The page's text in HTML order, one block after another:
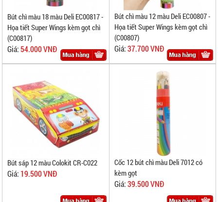
Bút chì màu 18 màu Deli EC00817 -
Họa tiết Super Wings kèm gọt chì
(C00817)
Giá: 54.000 VNĐ
Bút chì màu 12 màu Deli EC00807 -
Họa tiết Super Wings kèm gọt chì
(C00807)
Giá:37.700 VNĐ
Bút sáp 12 màu Colokit CR-C022
Giá: 19.500 VNĐ
Cốc 12 bút chì màu Deli 7012 có
kèm gọt
Giá:39.500 VNĐ